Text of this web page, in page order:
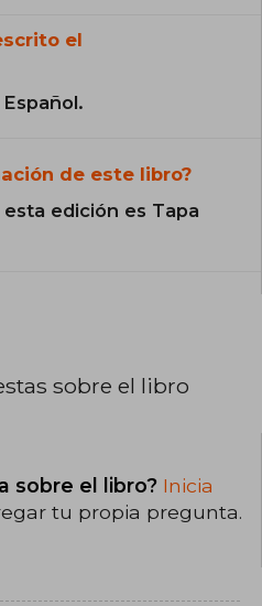
el
de este libro?
edición es Tapa
sobre el libro
sobre el libro? Inicia
tu propia pregunta.